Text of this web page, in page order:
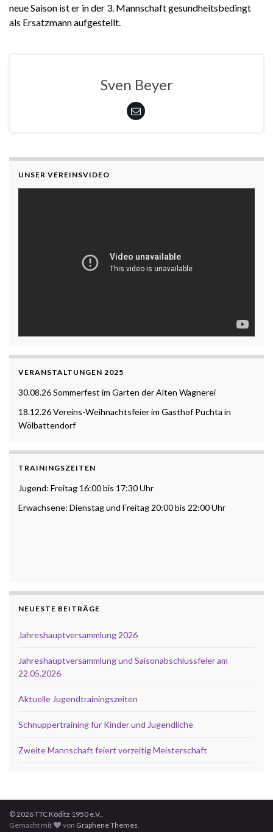
neue Saison ist er in der 3. Mannschaft gesundheitsbedingt
als Ersatzmann aufgestellt.
Sven Beyer
UNSER VEREINSVIDEO
VERANSTALTUNGEN 2025
30.08.26 Sommerfest im Garten der Alten Wagnerei
18.12.26 Vereins-Weihnachtsfeier im Gasthof Puchta in
Wölbattendorf
TRAININGSZEITEN
Jugend: Freitag 16:00 bis 17:30 Uhr
Erwachsene: Dienstag und Freitag 20:00 bis 22:00 Uhr
NEUESTE BEITRÄGE
Jahreshauptversammlung 2026
Jahreshauptversammlung und Saisonabschlussfeier am
22.05.2026
Aktuelle Jugendtrainingszeiten
Schnuppertraining für Kinder und Jugendliche
Zweite Mannschaft feiert vorzeitig Meisterschaft
© 2026 TTC Köditz 1950 e.V..
Gemacht mit
von Graphene Themes